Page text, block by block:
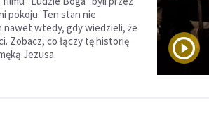
pokoju. Ten stan nie
nawet wtedy, gdy wiedzieli, że
Zobacz, co łączy tę historię
Jezusa.